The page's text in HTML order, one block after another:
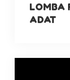
LOMBA
ADAT